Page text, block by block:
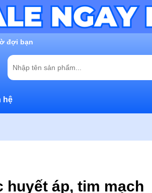
đợi bạn
hệ
huyết áp, tim mạch